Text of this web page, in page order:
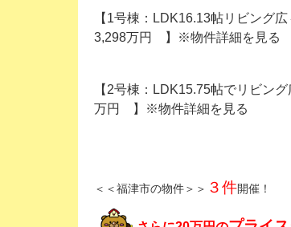
【1号棟：LDK16.13帖リビング
3,298万円 】※物件詳細を見る
【2号棟：LDK15.75帖でリビン
万円 】※物件詳細を見る
＜＜福津市の物件＞＞ ３件開催！